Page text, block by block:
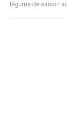
légume de saison